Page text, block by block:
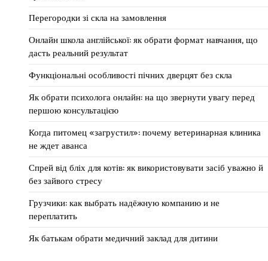
Перегородки зі скла на замовлення
Онлайн школа англійської: як обрати формат навчання, що
дасть реальний результат
Функціональні особливості пічних дверцят без скла
Як обрати психолога онлайн: на що звернути увагу перед
першою консультацією
Когда питомец «загрустил»: почему ветеринарная клиника
не ждет аванса
Спрей від бліх для котів: як використовувати засіб уважно й
без зайвого стресу
Грузчики: как выбрать надёжную компанию и не
переплатить
Як батькам обрати медичний заклад для дитини